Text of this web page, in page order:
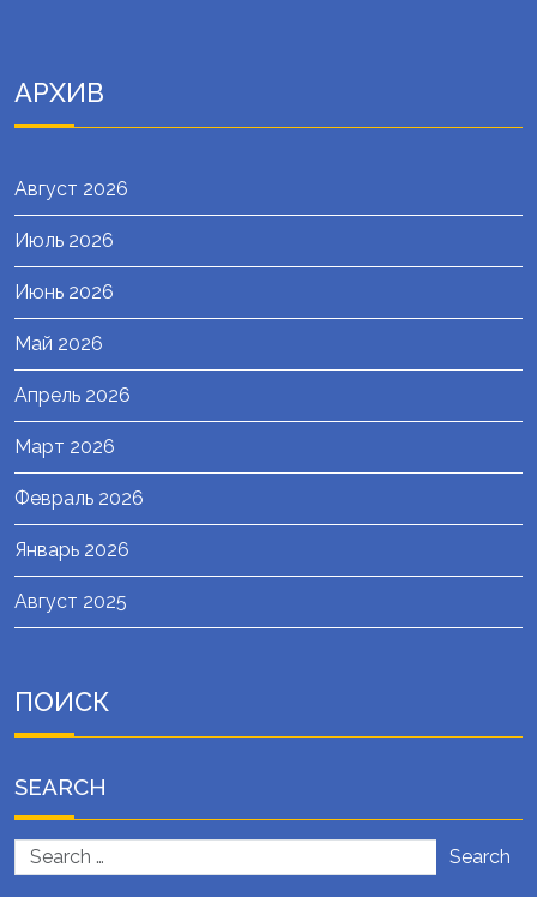
АРХИВ
Август 2026
Июль 2026
Июнь 2026
Май 2026
Апрель 2026
Март 2026
Февраль 2026
Январь 2026
Август 2025
ПОИСК
SEARCH
Search